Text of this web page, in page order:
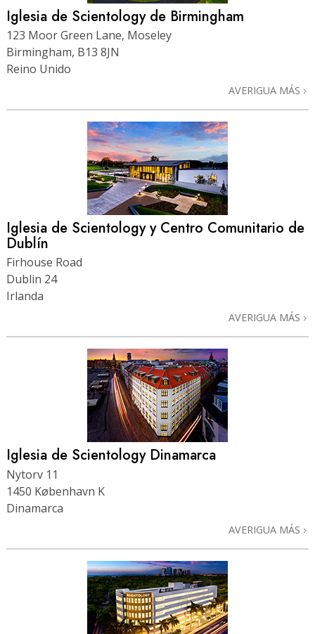
Iglesia de Scientology de Birmingham
123 Moor Green Lane, Moseley
Birmingham, B13 8JN
Reino Unido
AVERIGUA MÁS
Iglesia de Scientology y Centro Comunitario de
Dublín
Firhouse Road
Dublin 24
Irlanda
AVERIGUA MÁS
Iglesia de Scientology Dinamarca
Nytorv 11
1450 København K
Dinamarca
AVERIGUA MÁS